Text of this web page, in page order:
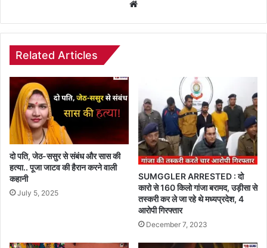
Related Articles
दो पति, जेठ-ससुर से संबंध और सास की
हत्या.. पूजा जाटव की हैरान करने वाली
कहानी
July 5, 2025
SUMGGLER ARRESTED : दो
कारो से 160 किलो गांजा बरामद, उड़ीसा से
तस्करी कर ले जा रहे थे मध्यप्रदेश, 4
आरोपी गिरफ्तार
December 7, 2023